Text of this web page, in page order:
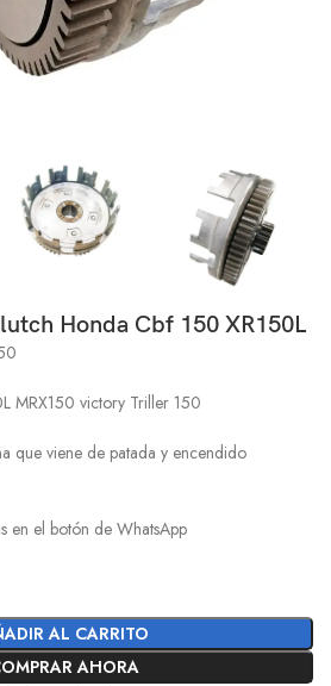
Honda Cbf 150 XR150L
MRX150 victory Triller 150
que viene de patada y encendido
en el botón de WhatsApp
AL CARRITO
AHORA